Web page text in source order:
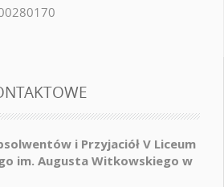
i Przyjaciół V Liceum
im. Augusta Witkowskiego w